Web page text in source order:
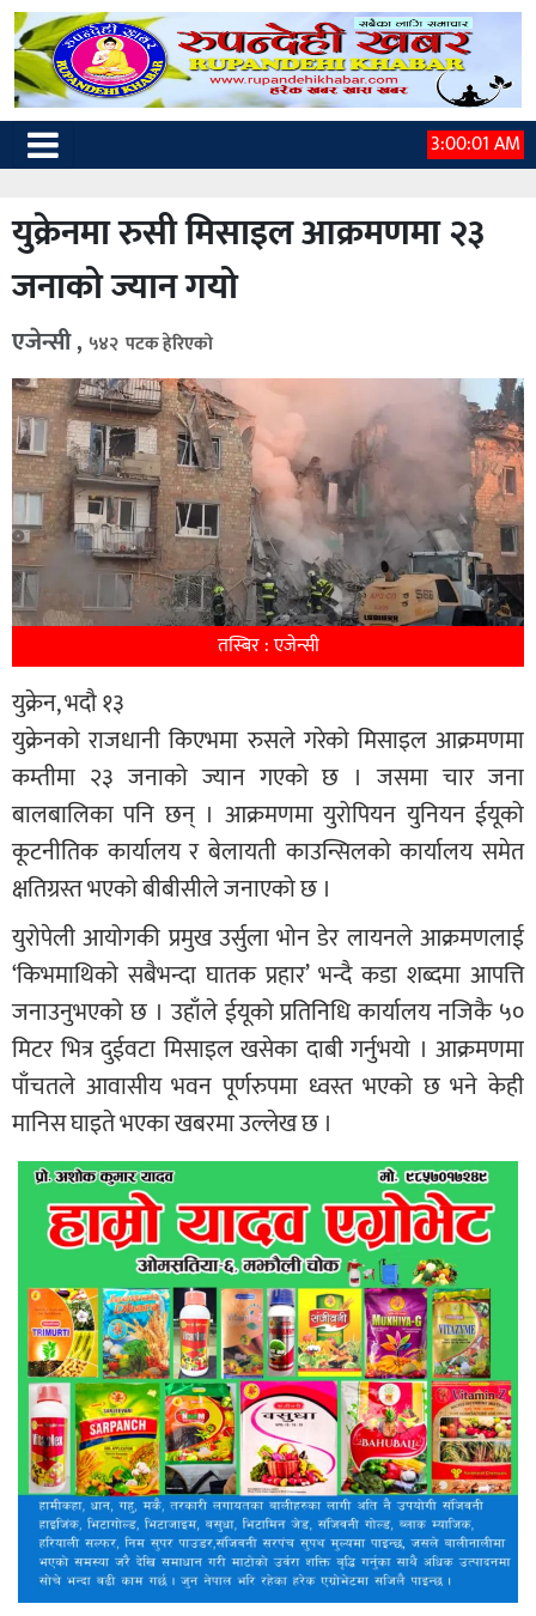
3:00:02 AM
युक्रेनमा रुसी मिसाइल आक्रमणमा २३
जनाको ज्यान गयो
एजेन्सी , ५४२ पटक हेरिएको
तस्बिर : एजेन्सी
युक्रेन, भदौ १३
युक्रेनको राजधानी किएभमा रुसले गरेको मिसाइल आक्रमणमा
कम्तीमा २३ जनाको ज्यान गएको छ । जसमा चार जना
बालबालिका पनि छन् । आक्रमणमा युरोपियन युनियन ईयूको
कूटनीतिक कार्यालय र बेलायती काउन्सिलको कार्यालय समेत
क्षतिग्रस्त भएको बीबीसीले जनाएको छ ।
युरोपेली आयोगकी प्रमुख उर्सुला भोन डेर लायनले आक्रमणलाई
‘किभमाथिको सबैभन्दा घातक प्रहार’ भन्दै कडा शब्दमा आपत्ति
जनाउनुभएको छ । उहाँले ईयूको प्रतिनिधि कार्यालय नजिकै ५०
मिटर भित्र दुईवटा मिसाइल खसेका दाबी गर्नुभयो । आक्रमणमा
पाँचतले आवासीय भवन पूर्णरुपमा ध्वस्त भएको छ भने केही
मानिस घाइते भएका खबरमा उल्लेख छ ।